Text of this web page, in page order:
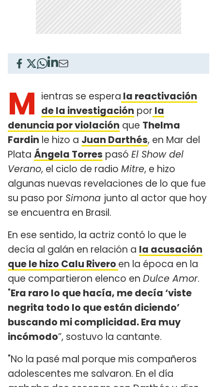
M ientras se espera la reactivación
de la investigación por la
denuncia por violación que Thelma
Fardin le hizo a Juan Darthés, en Mar del
Plata Ángela Torres pasó El Show del
Verano, el ciclo de radio Mitre, e hizo
algunas nuevas revelaciones de lo que fue
su paso por Simona junto al actor que hoy
se encuentra en Brasil.
En ese sentido, la actriz contó lo que le
decía al galán en relación a la acusación
que le hizo Calu Rivero en la época en la
que compartieron elenco en Dulce Amor.
"Era raro lo que hacía, me decía ‘viste
negrita todo lo que están diciendo’
buscando mi complicidad. Era muy
incómodo”, sostuvo la cantante.
"No la pasé mal porque mis compañeros
adolescentes me salvaron. En el día